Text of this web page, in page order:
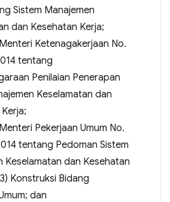
Sistem Manajemen
dan Kesehatan Kerja;
Ketenagakerjaan No.
tentang
Penilaian Penerapan
Keselamatan dan
Pekerjaan Umum No.
tentang Pedoman Sistem
Keselamatan dan Kesehatan
Konstruksi Bidang
dan